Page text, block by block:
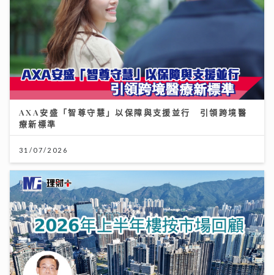
AXA安盛「智尊守慧」以保障與支援並行 引領跨境醫
療新標準
31/07/2026